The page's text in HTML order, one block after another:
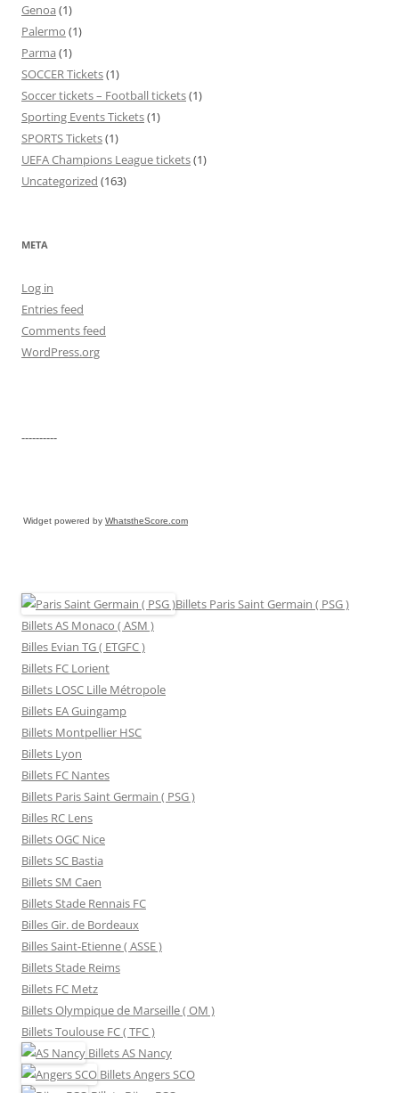
Genoa (1)
Palermo (1)
Parma (1)
SOCCER Tickets(1)
Soccer tickets – Football tickets(1)
Sporting Events Tickets(1)
SPORTS Tickets(1)
UEFA Champions League tickets(1)
Uncategorized (163)
META
Log in
Entries feed
Comments feed
WordPress.org
----------
Widget powered by WhatstheScore.com
Billets Paris Saint Germain ( PSG )
Billets AS Monaco ( ASM )
Billes Evian TG ( ETGFC )
Billets FC Lorient
Billets LOSC Lille Métropole
Billets EA Guingamp
Billets Montpellier HSC
Billets Lyon
Billets FC Nantes
Billets Paris Saint Germain ( PSG )
Billes RC Lens
Billets OGC Nice
Billets SC Bastia
Billets SM Caen
Billets Stade Rennais FC
Billes Gir. de Bordeaux
Billes Saint-Etienne ( ASSE )
Billets Stade Reims
Billets FC Metz
Billets Olympique de Marseille ( OM )
Billets Toulouse FC ( TFC )
BilletsAS Nancy
BilletsAngers SCO